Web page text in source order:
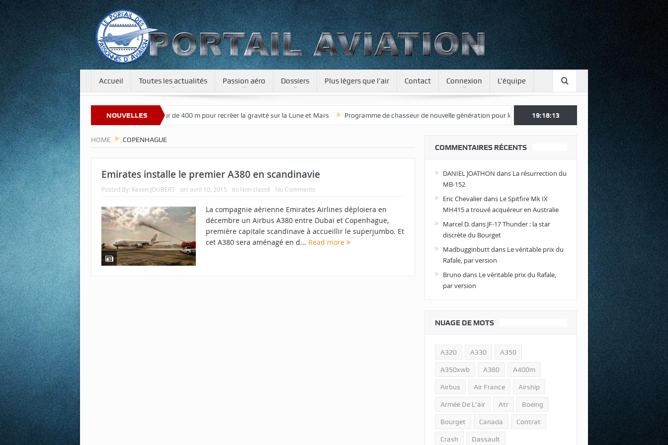
Accueil Toutes les actualités Passion aéro Dossiers Plus légers que l’air Contact Connexion L’équipe
NOUVELLES
Bienvenue sur notre nouveau site Une tour de 400 m pour recréer la gravité sur la Lune et Mars Programme de chasseur de nouvelle génération pour le Japon Une journée spotter à Luxeuil
19:18:13
HOME COPENHAGUE
Emirates installe le premier A380 en scandinavie
Posted By: Keven JOUBERT on: avril 10, 2015 In: Non classé No Comments
La compagnie aérienne Emirates Airlines déploiera en
décembre un Airbus A380 entre Dubaï et Copenhague,
première capitale scandinave à accueillir le superjumbo. Et
cet A380 sera aménagé en d... Read more
COMMENTAIRES RÉCENTS
DANIEL JOATHON dans La résurrection du
MB-152
Eric Chevalierdans Le Spitfire Mk IX
MH415 a trouvé acquéreur en Australie
Marcel D.dans JF-17 Thunder : la star
discrète du Bourget
Madbugginbuttdans Le véritable prix du
Rafale, par version
Bruno dans Le véritable prix du Rafale,
par version
NUAGE DE MOTS
A320 A330 A350
A350xwb A380 A400m
Airbus Air France Airship
Armée De L'air Atr Boeing
Bourget Canada Contrat
Crash Dassault